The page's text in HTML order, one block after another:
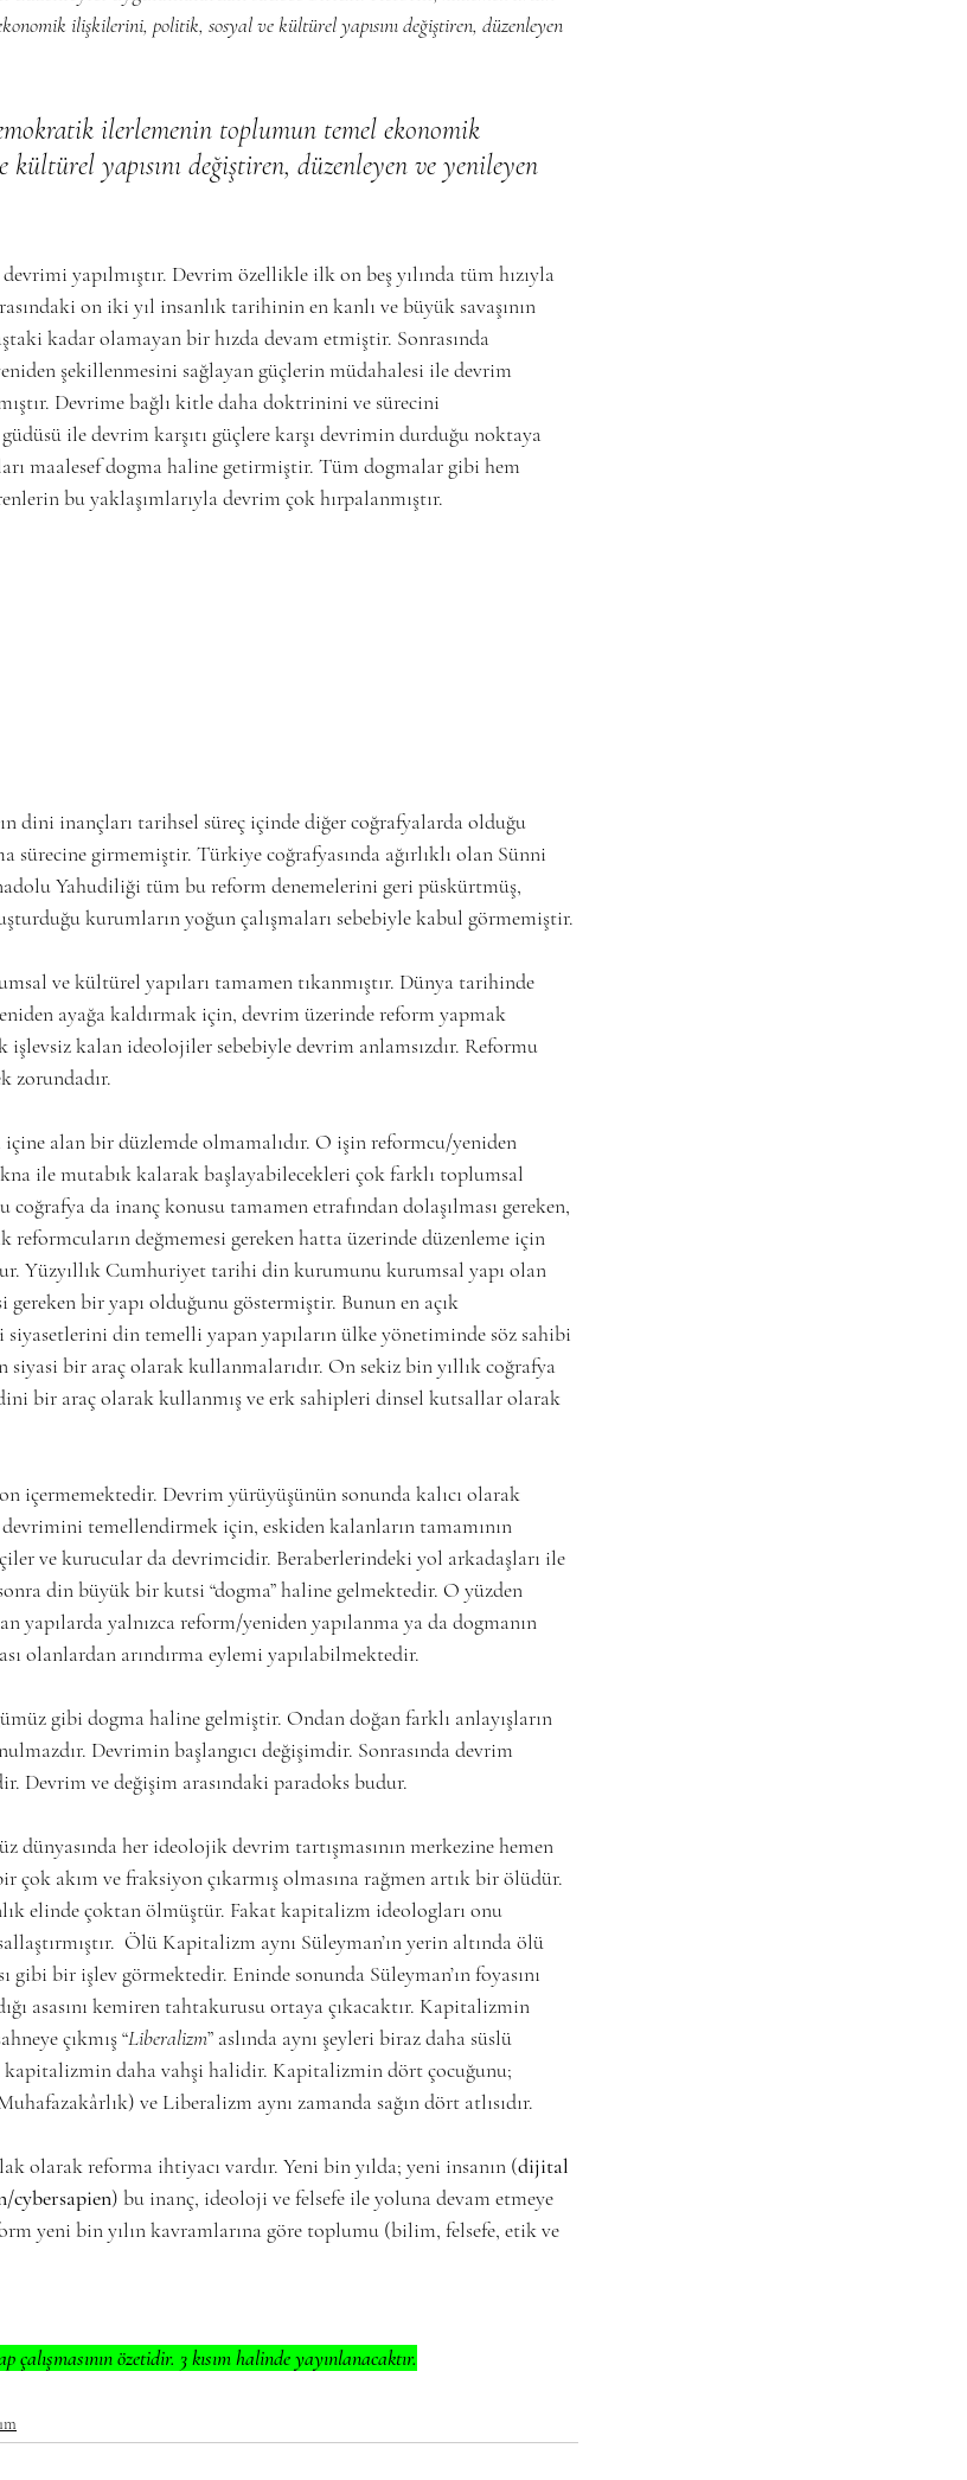
ilişkilerini, politik, sosyal ve kültürel yapısını değiştiren, düzenleyen
ilerlemenin toplumun temel ekonomik
yapısını değiştiren, düzenleyen ve yenileyen
yapılmıştır. Devrim özellikle ilk on beş yılında tüm hızıyla
on iki yıl insanlık tarihinin en kanlı ve büyük savaşının
kadar olamayan bir hızda devam etmiştir. Sonrasında
şekillenmesini sağlayan güçlerin müdahalesi ile devrim
Devrime bağlı kitle daha doktrinini ve sürecini
ile devrim karşıtı güçlere karşı devrimin durduğu noktaya
maalesef dogma haline getirmiştir. Tüm dogmalar gibi hem
bu yaklaşımlarıyla devrim çok hırpalanmıştır.
dini inançları tarihsel süreç içinde diğer coğrafyalarda olduğu
sürecine girmemiştir. Türkiye coğrafyasında ağırlıklı olan Sünni
Yahudiliği tüm bu reform denemelerini geri püskürtmüş,
kurumların yoğun çalışmaları sebebiyle kabul görmemiştir.
ve kültürel yapıları tamamen tıkanmıştır. Dünya tarihinde
ayağa kaldırmak için, devrim üzerinde reform yapmak
işlevsiz kalan ideolojiler sebebiyle devrim anlamsızdır. Reformu
zorundadır.
içine alan bir düzlemde olmamalıdır. O işin reformcu/yeniden
ile mutabık kalarak başlayabilecekleri çok farklı toplumsal
da inanç konusu tamamen etrafından dolaşılması gereken,
değmemesi gereken hatta üzerinde düzenleme için
Yüzyıllık Cumhuriyet tarihi din kurumunu kurumsal yapı olan
bir yapı olduğunu göstermiştir. Bunun en açık
din temelli yapan yapıların ülke yönetiminde söz sahibi
bir araç olarak kullanmalarıdır. On sekiz bin yıllık coğrafya
bir araç olarak kullanmış ve erk sahipleri dinsel kutsallar olarak
içermemektedir. Devrim yürüyüşünün sonunda kalıcı olarak
temellendirmek için, eskiden kalanların tamamının
ve kurucular da devrimcidir. Beraberlerindeki yol arkadaşları ile
din büyük bir kutsi “dogma” haline gelmektedir. O yüzden
yapılarda yalnızca reform/yeniden yapılanma ya da dogmanın
olanlardan arındırma eylemi yapılabilmektedir.
gibi dogma haline gelmiştir. Ondan doğan farklı anlayışların
Devrimin başlangıcı değişimdir. Sonrasında devrim
Devrim ve değişim arasındaki paradoks budur.
her ideolojik devrim tartışmasının merkezine hemen
akım ve fraksiyon çıkarmış olmasına rağmen artık bir ölüdür.
elinde çoktan ölmüştür. Fakat kapitalizm ideologları onu
Ölü Kapitalizm aynı Süleyman’ın yerin altında ölü
bir işlev görmektedir. Eninde sonunda Süleyman’ın foyasını
asasını kemiren tahtakurusu ortaya çıkacaktır. Kapitalizmin
çıkmış “Liberalizm” aslında aynı şeyleri biraz daha süslü
daha vahşi halidir. Kapitalizmin dört çocuğunu;
ve Liberalizm aynı zamanda sağın dört atlısıdır.
olarak reforma ihtiyacı vardır. Yeni bin yılda; yeni insanın (dijital
cybersapien) bu inanç, ideoloji ve felsefe ile yoluna devam etmeye
yeni bin yılın kavramlarına göre toplumu (bilim, felsefe, etik ve
özetidir. 3 kısım halinde yayınlanacaktır.